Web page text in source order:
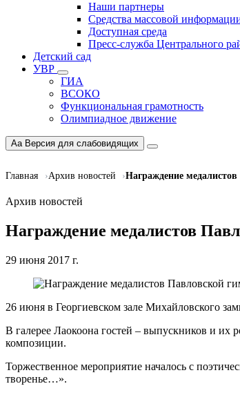
Наши партнеры
Средства массовой
Доступная среда
Пресс-служба Центрального
Детский сад
УВР
ГИА
ВСОКО
Функциональная грамотность
Олимпиадное движение
Aa Версия для слабовидящих
Главная Архив новостей Награждение
Архив новостей
Награждение медалистов
29 июня 2017 г.
26 июня в Георгиевском зале Михайловского
В галерее Лаокоона гостей – выпускников и их
композиции.
Торжественное мероприятие началось с
творенье…».